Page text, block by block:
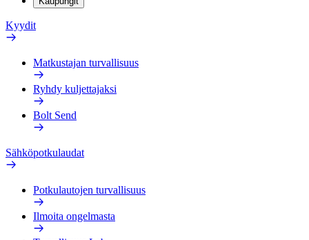
Kyydit
Matkustajan turvallisuus
Ryhdy kuljettajaksi
Bolt Send
Sähköpotkulaudat
Potkulautojen turvallisuus
Ilmoita ongelmasta